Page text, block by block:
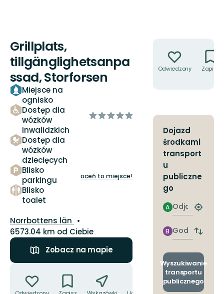
Grillplats,
tillgänglighetsanpa
ssad, Storforsen
Miejsce na
ognisko
Dostęp dla
wózków
inwalidzkich
Dostęp dla
wózków
dziecięcych
Blisko
parkingu
Blisko
toalet
z
oceń to miejsce!
Województwo:
Norrbottens län
6573.04 km od Ciebie
Zobacz na mapie
Odwiedzony Zapisz
Dojazd
środkami
transport
u
publiczne
go
Odjazd
A
Znajdź
Godzinie
przyjazdu
B
Zmiana
i
Wyszukiwanie
transportu
publicznego